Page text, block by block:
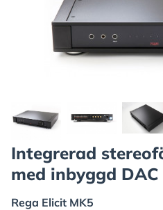
Integrerad
med inbyggd
Rega Elicit MK5